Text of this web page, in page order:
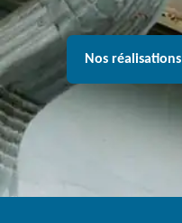
Nos réalisations